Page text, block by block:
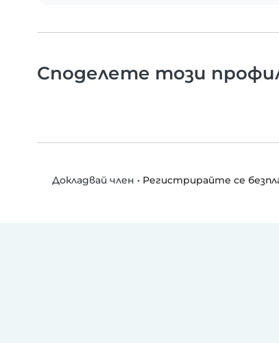
Споделете този
Докладвай член • Регистрирайте се